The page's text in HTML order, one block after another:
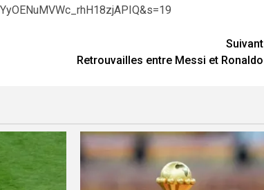
Suivant
Retrouvailles entre Messi et Ronaldo